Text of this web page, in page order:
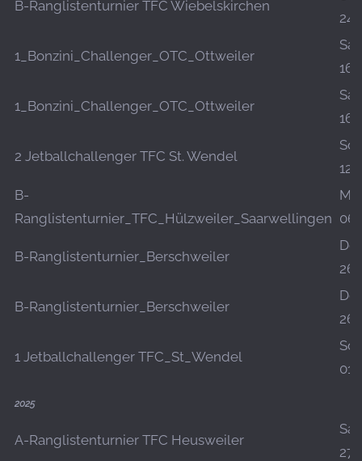
B-Ranglistenturnier TFC Wiebelskirchen
1_Bonzini_Challenger_OTC_Ottweiler
Sa.,
1_Bonzini_Challenger_OTC_Ottweiler
Sa.,
2 Jetballchallenger TFC St. Wendel
So.,
B-
Ranglistenturnier_TFC_Hülzweiler_Saarwellingen
B-Ranglistenturnier_Berschweiler
Do.,
B-Ranglistenturnier_Berschweiler
Do.,
1 Jetballchallenger TFC_St_Wendel
So.,
2025
A-Ranglistenturnier TFC Heusweiler
Sa.,